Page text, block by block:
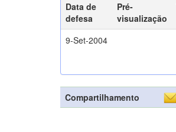
Data de
defesa
Pré-
visualização
9-Set-2004
Compartilhamento